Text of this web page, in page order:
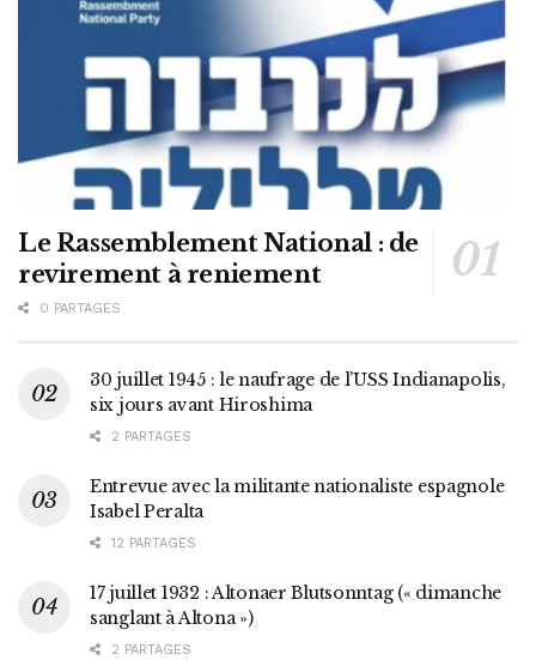
Le Rassemblement National : de
revirement à reniement
0 PARTAGES
30 juillet 1945 : le naufrage de l’USS Indianapolis,
six jours avant Hiroshima
2 PARTAGES
Entrevue avec la militante nationaliste espagnole
Isabel Peralta
12 PARTAGES
17 juillet 1932 : Altonaer Blutsonntag (« dimanche
sanglant à Altona »)
2 PARTAGES